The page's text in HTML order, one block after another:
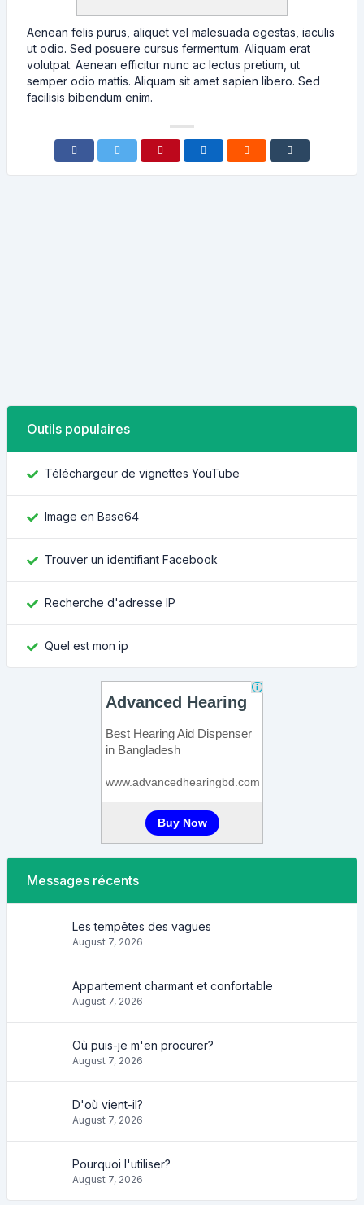
Aenean felis purus, aliquet vel malesuada egestas, iaculis
ut odio. Sed posuere cursus fermentum. Aliquam erat
volutpat. Aenean efficitur nunc ac lectus pretium, ut
semper odio mattis. Aliquam sit amet sapien libero. Sed
facilisis bibendum enim.
Outils populaires
Téléchargeur de vignettes YouTube
Image en Base64
Trouver un identifiant Facebook
Recherche d'adresse IP
Quel est mon ip
Messages récents
Les tempêtes des vagues
August 7, 2026
Appartement charmant et confortable
August 7, 2026
Où puis-je m'en procurer?
August 7, 2026
D'où vient-il?
August 7, 2026
Pourquoi l'utiliser?
August 7, 2026